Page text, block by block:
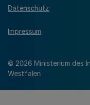
© 2026 Ministerium des
Westfalen
Datenschutz
Impressum